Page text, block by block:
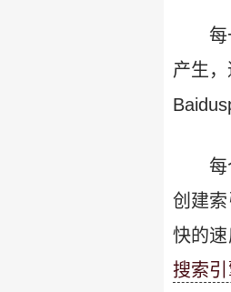
每
产生
创建
快的
搜索